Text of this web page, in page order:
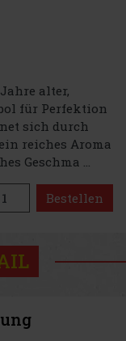
alter,
für Perfektion
sich durch
reiches Aroma
Geschma ...
Bestellen